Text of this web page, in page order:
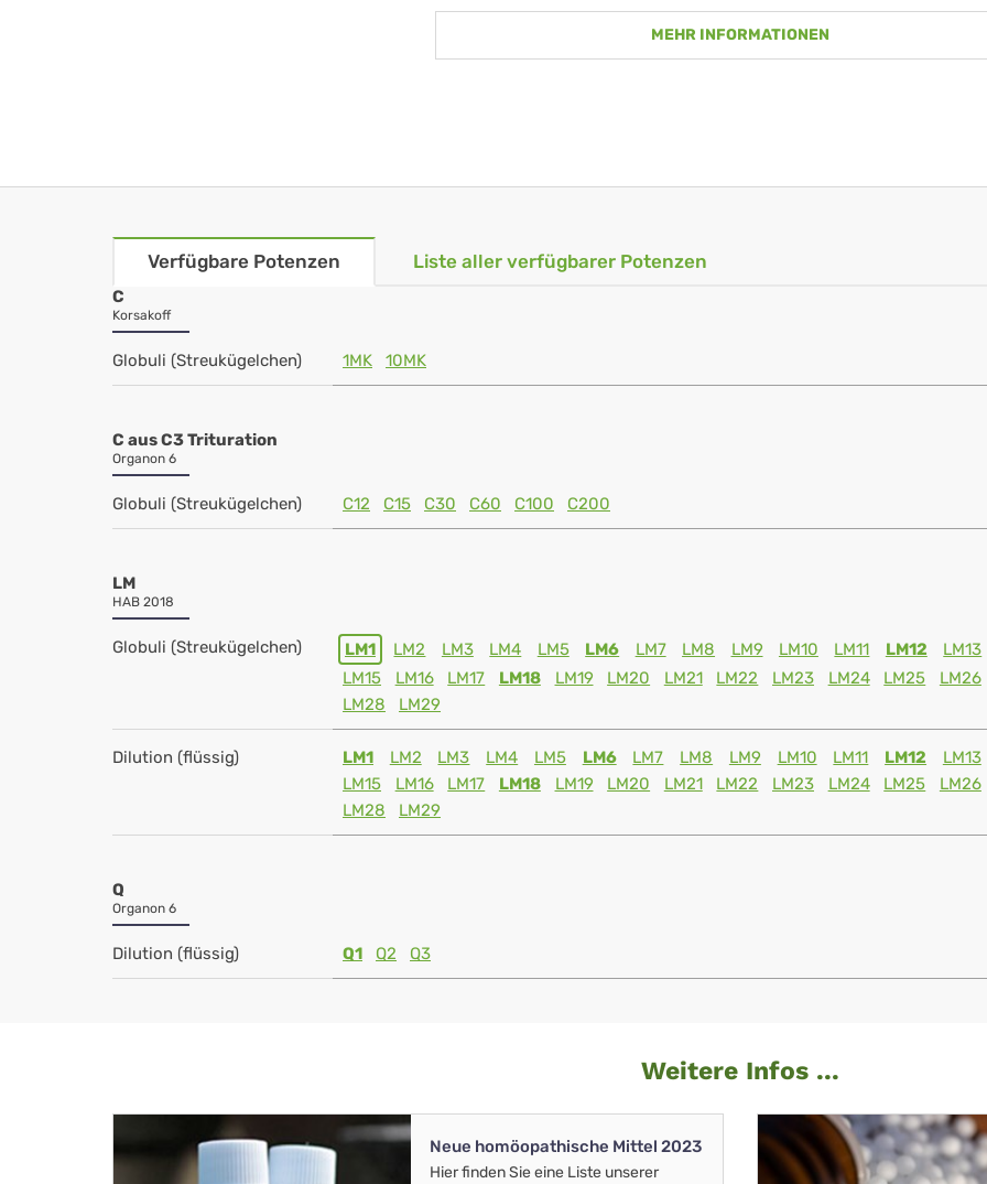
MEHR INFORMATIONEN
Verfügbare Potenzen Liste aller verfügbarer Potenzen
C
Korsakoff
Globuli (Streukügelchen) 1MK 10MK
C aus C3 Trituration
Organon 6
Globuli (Streukügelchen) C12 C15 C30 C60 C100 C200
LM
HAB 2018
Globuli (Streukügelchen) LM1 LM2 LM3 LM4 LM5 LM6 LM7 LM8 LM9 LM10 LM11 LM12 LM13
LM15
LM16 LM17 LM18 LM19 LM20 LM21 LM22 LM23 LM24 LM25 LM26
LM28
LM29
Dilution (flüssig) LM1 LM2 LM3 LM4 LM5 LM6 LM7 LM8 LM9 LM10 LM11 LM12 LM13
LM15
LM16 LM17 LM18 LM19 LM20 LM21 LM22 LM23 LM24 LM25 LM26
LM28
LM29
Q
Organon 6
Dilution (flüssig) Q1 Q2 Q3
Weitere Infos ...
Neue homöopathische Mittel 2023
Hier finden Sie eine Liste unserer